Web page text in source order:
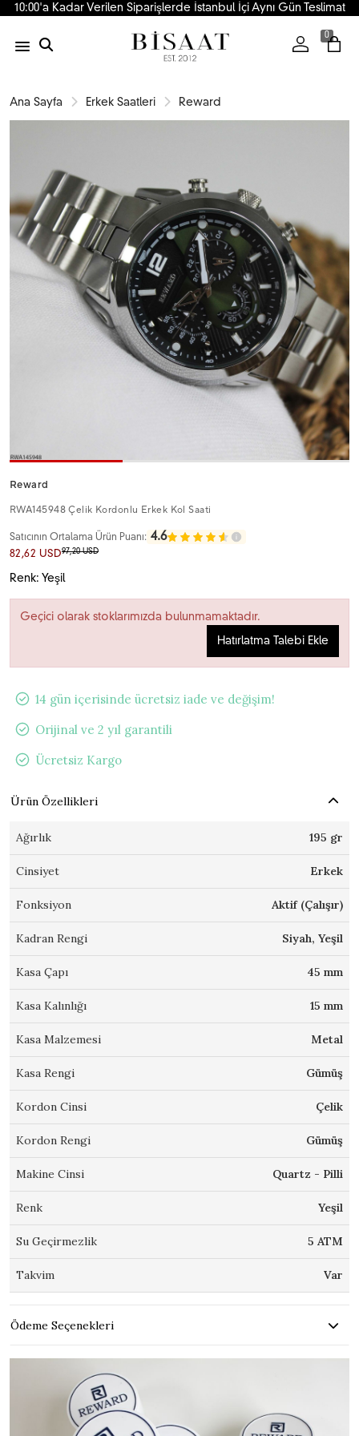
10:00'a Kadar Verilen Siparişlerde İstanbul İçi Aynı Gün Teslimat
0
Ana Sayfa Erkek Saatleri Reward
Reward
RWA145948 Çelik Kordonlu Erkek Kol Saati
Satıcının Ortalama Ürün Puanı: 4.6
82,62 USD97,20 USD
Renk: Yeşil
Geçici olarak stoklarımızda bulunmamaktadır.
Hatırlatma Talebi Ekle
14 gün içerisinde ücretsiz iade ve değişim!
Orijinal ve 2 yıl garantili
Ücretsiz Kargo
Ürün Özellikleri
Ağırlık 195 gr
Cinsiyet Erkek
Fonksiyon Aktif (Çalışır)
Kadran Rengi Siyah, Yeşil
Kasa Çapı 45 mm
Kasa Kalınlığı 15 mm
Kasa Malzemesi Metal
Kasa Rengi Gümüş
Kordon Cinsi Çelik
Kordon Rengi Gümüş
Makine Cinsi Quartz - Pilli
Renk Yeşil
Su Geçirmezlik 5 ATM
Takvim Var
Ödeme Seçenekleri